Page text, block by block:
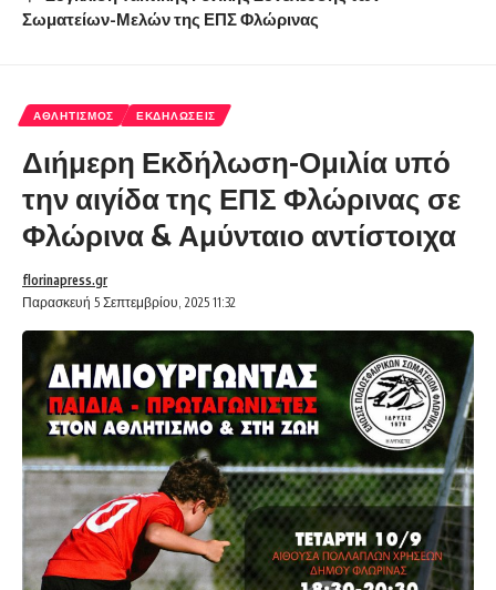
Σωματείων-Μελών της ΕΠΣ Φλώρινας
ΑΘΛΗΤΙΣΜΌΣ ΕΚΔΗΛΏΣΕΙΣ
Διήμερη Εκδήλωση-Ομιλία υπό
την αιγίδα της ΕΠΣ Φλώρινας σε
Φλώρινα & Αμύνταιο αντίστοιχα
Παρασκευή 5 Σεπτεμβρίου, 2025 11:32
florinapress.gr